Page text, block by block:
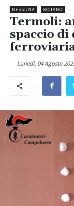
NESSUNA BOJANO
Termoli:
spaccio di
Lunedì, 04 Agosto